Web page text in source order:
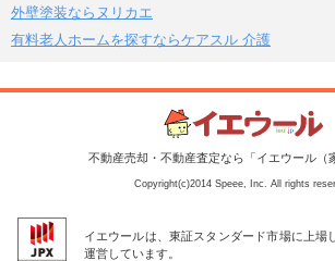
外壁塗装ならヌリカエ
有料老人ホームを探すならケアスル 介護
不動産売却・不動産査定なら「イエウール（
Copyright(c)2014 Speee, Inc. All rights
イエウールは、東証スタンダード市場に上場
運営しています。